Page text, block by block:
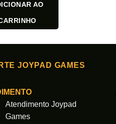
AO
JOYPAD GAMES
Atendimento Joypad
Games